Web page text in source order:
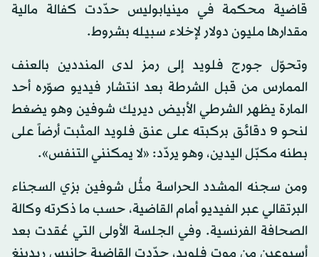
قاضية محكمة في مينيابوليس حدّدت كفالة مالية
مقدارها مليون دولار لإخلاء سبيله بشروط.
وتحوّل جورج فلويد إلى رمز لدى المنددين بالعنف
الممارس من قبل الشرطة بعد انتشار فيديو صوّره أحد
المارة يظهر الشرطي الأبيض ديريك شوفين وهو يضغط
لنحو 9 دقائق بركبته على عنق فلويد المثبت أرضاً على
بطنه مكبّل اليدين، وهو يردّد: «لا يمكنني التنفس».
ومن سجنه المشدد الحراسة مثُل شوفين بزي السجناء
البرتقالي عبر الفيديو أمام القاضية، حسب ما ذكرته وكالة
الصحافة الفرنسية. وفي الجلسة الأولى التي عُقدت بعد